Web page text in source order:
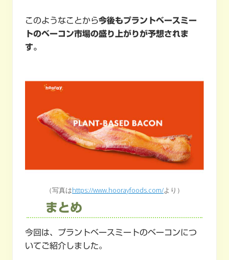
このようなことから今後もプラントベースミー
トのベーコン市場の盛り上がりが予想されま
す。
（写真はhttps://www.hoorayfoods.com/より）
まとめ
今回は、プラントベースミートのベーコンにつ
いてご紹介しました。